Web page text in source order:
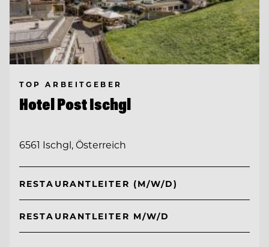
TOP ARBEITGEBER
Hotel Post Ischgl
6561 Ischgl, Österreich
RESTAURANTLEITER (M/W/D)
RESTAURANTLEITER M/W/D